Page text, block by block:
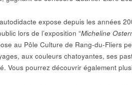
expose depuis les années
lors de l’exposition “Micheline
au Pôle Culture de Rang-du-Fliers
aux couleurs chatoyantes, ses
Vous pourrez découvrir également